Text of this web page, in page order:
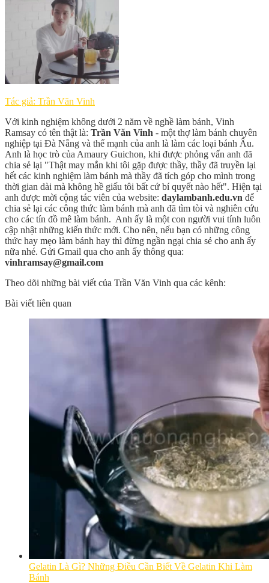
Tác giả: Trần Văn Vinh
Với kinh nghiệm không dưới 2 năm về nghề làm bánh, Vinh
Ramsay có tên thật là: Trần Văn Vinh - một thợ làm bánh chuyên
nghiệp tại Đà Nẵng và thế mạnh của anh là làm các loại bánh Âu.
Anh là học trò của Amaury Guichon, khi được phỏng vấn anh đã
chia sẻ lại "Thật may mắn khi tôi gặp được thầy, thầy đã truyền lại
hết các kinh nghiệm làm bánh mà thầy đã tích góp cho mình trong
thời gian dài mà không hề giấu tôi bất cứ bí quyết nào hết". Hiện tại
anh được mời cộng tác viên của website: daylambanh.edu.vn để
chia sẻ lại các công thức làm bánh mà anh đã tìm tòi và nghiên cứu
cho các tín đồ mê làm bánh. Anh ấy là một con người vui tính luôn
cập nhật những kiến thức mới. Cho nên, nếu bạn có những công
thức hay mẹo làm bánh hay thì đừng ngần ngại chia sẻ cho anh ấy
nữa nhé. Gửi Gmail qua cho anh ấy thông qua:
vinhramsay@gmail.com
Theo dõi những bài viết của Trần Văn Vinh qua các kênh:
Bài viết liên quan
Gelatin Là Gì? Những Điều Cần Biết Về Gelatin Khi Làm
Bánh